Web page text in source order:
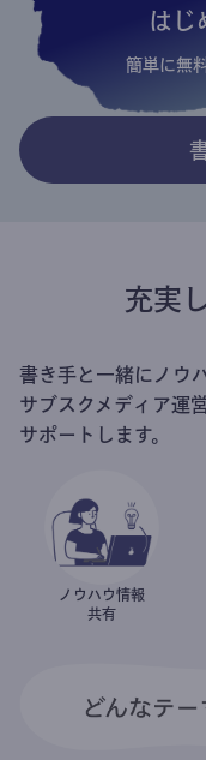
はじ
簡単に無
充実
書き手と一緒にノウ
サブスクメディア運
サポートします。
ノウハウ情報
共有